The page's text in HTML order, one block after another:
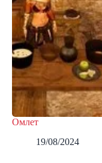
Омлет
19/08/2024